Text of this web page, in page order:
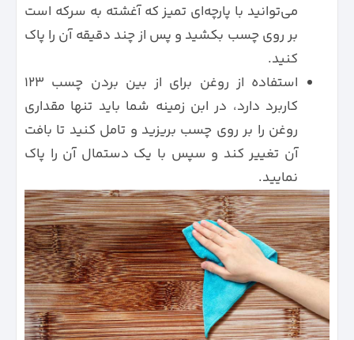
می‌توانید با پارچه‌ای تمیز که آغشته به سرکه است
بر روی چسب بکشید و پس از چند دقیقه آن را پاک
کنید.
استفاده از روغن برای از بین بردن چسب 123
کاربرد دارد، در ابن زمینه شما باید تنها مقداری
روغن را بر روی چسب بریزید و تامل کنید تا بافت
آن تغییر کند و سپس با یک دستمال آن را پاک
نمایید.